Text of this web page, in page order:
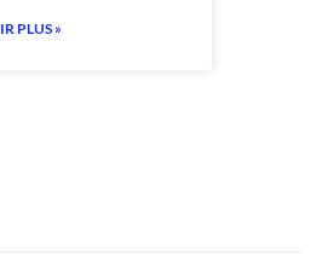
PLUS »